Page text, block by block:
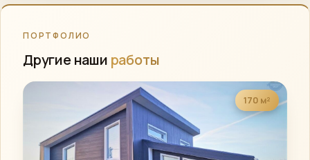
ПОРТФОЛИО
Другие наши работы
170 м²